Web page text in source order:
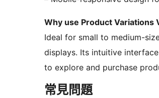
Why use Product Variations
Ideal for small to medium-
displays. Its intuitive
to explore and purchase
常見問題